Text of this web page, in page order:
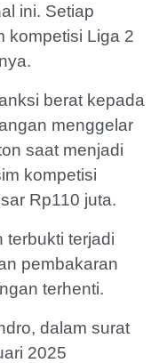
ini. Setiap
kompetisi Liga 2
berat kepada
menggelar
saat menjadi
kompetisi
Rp110 juta.
terbukti terjadi
pembakaran
terhenti.
dalam surat
2025